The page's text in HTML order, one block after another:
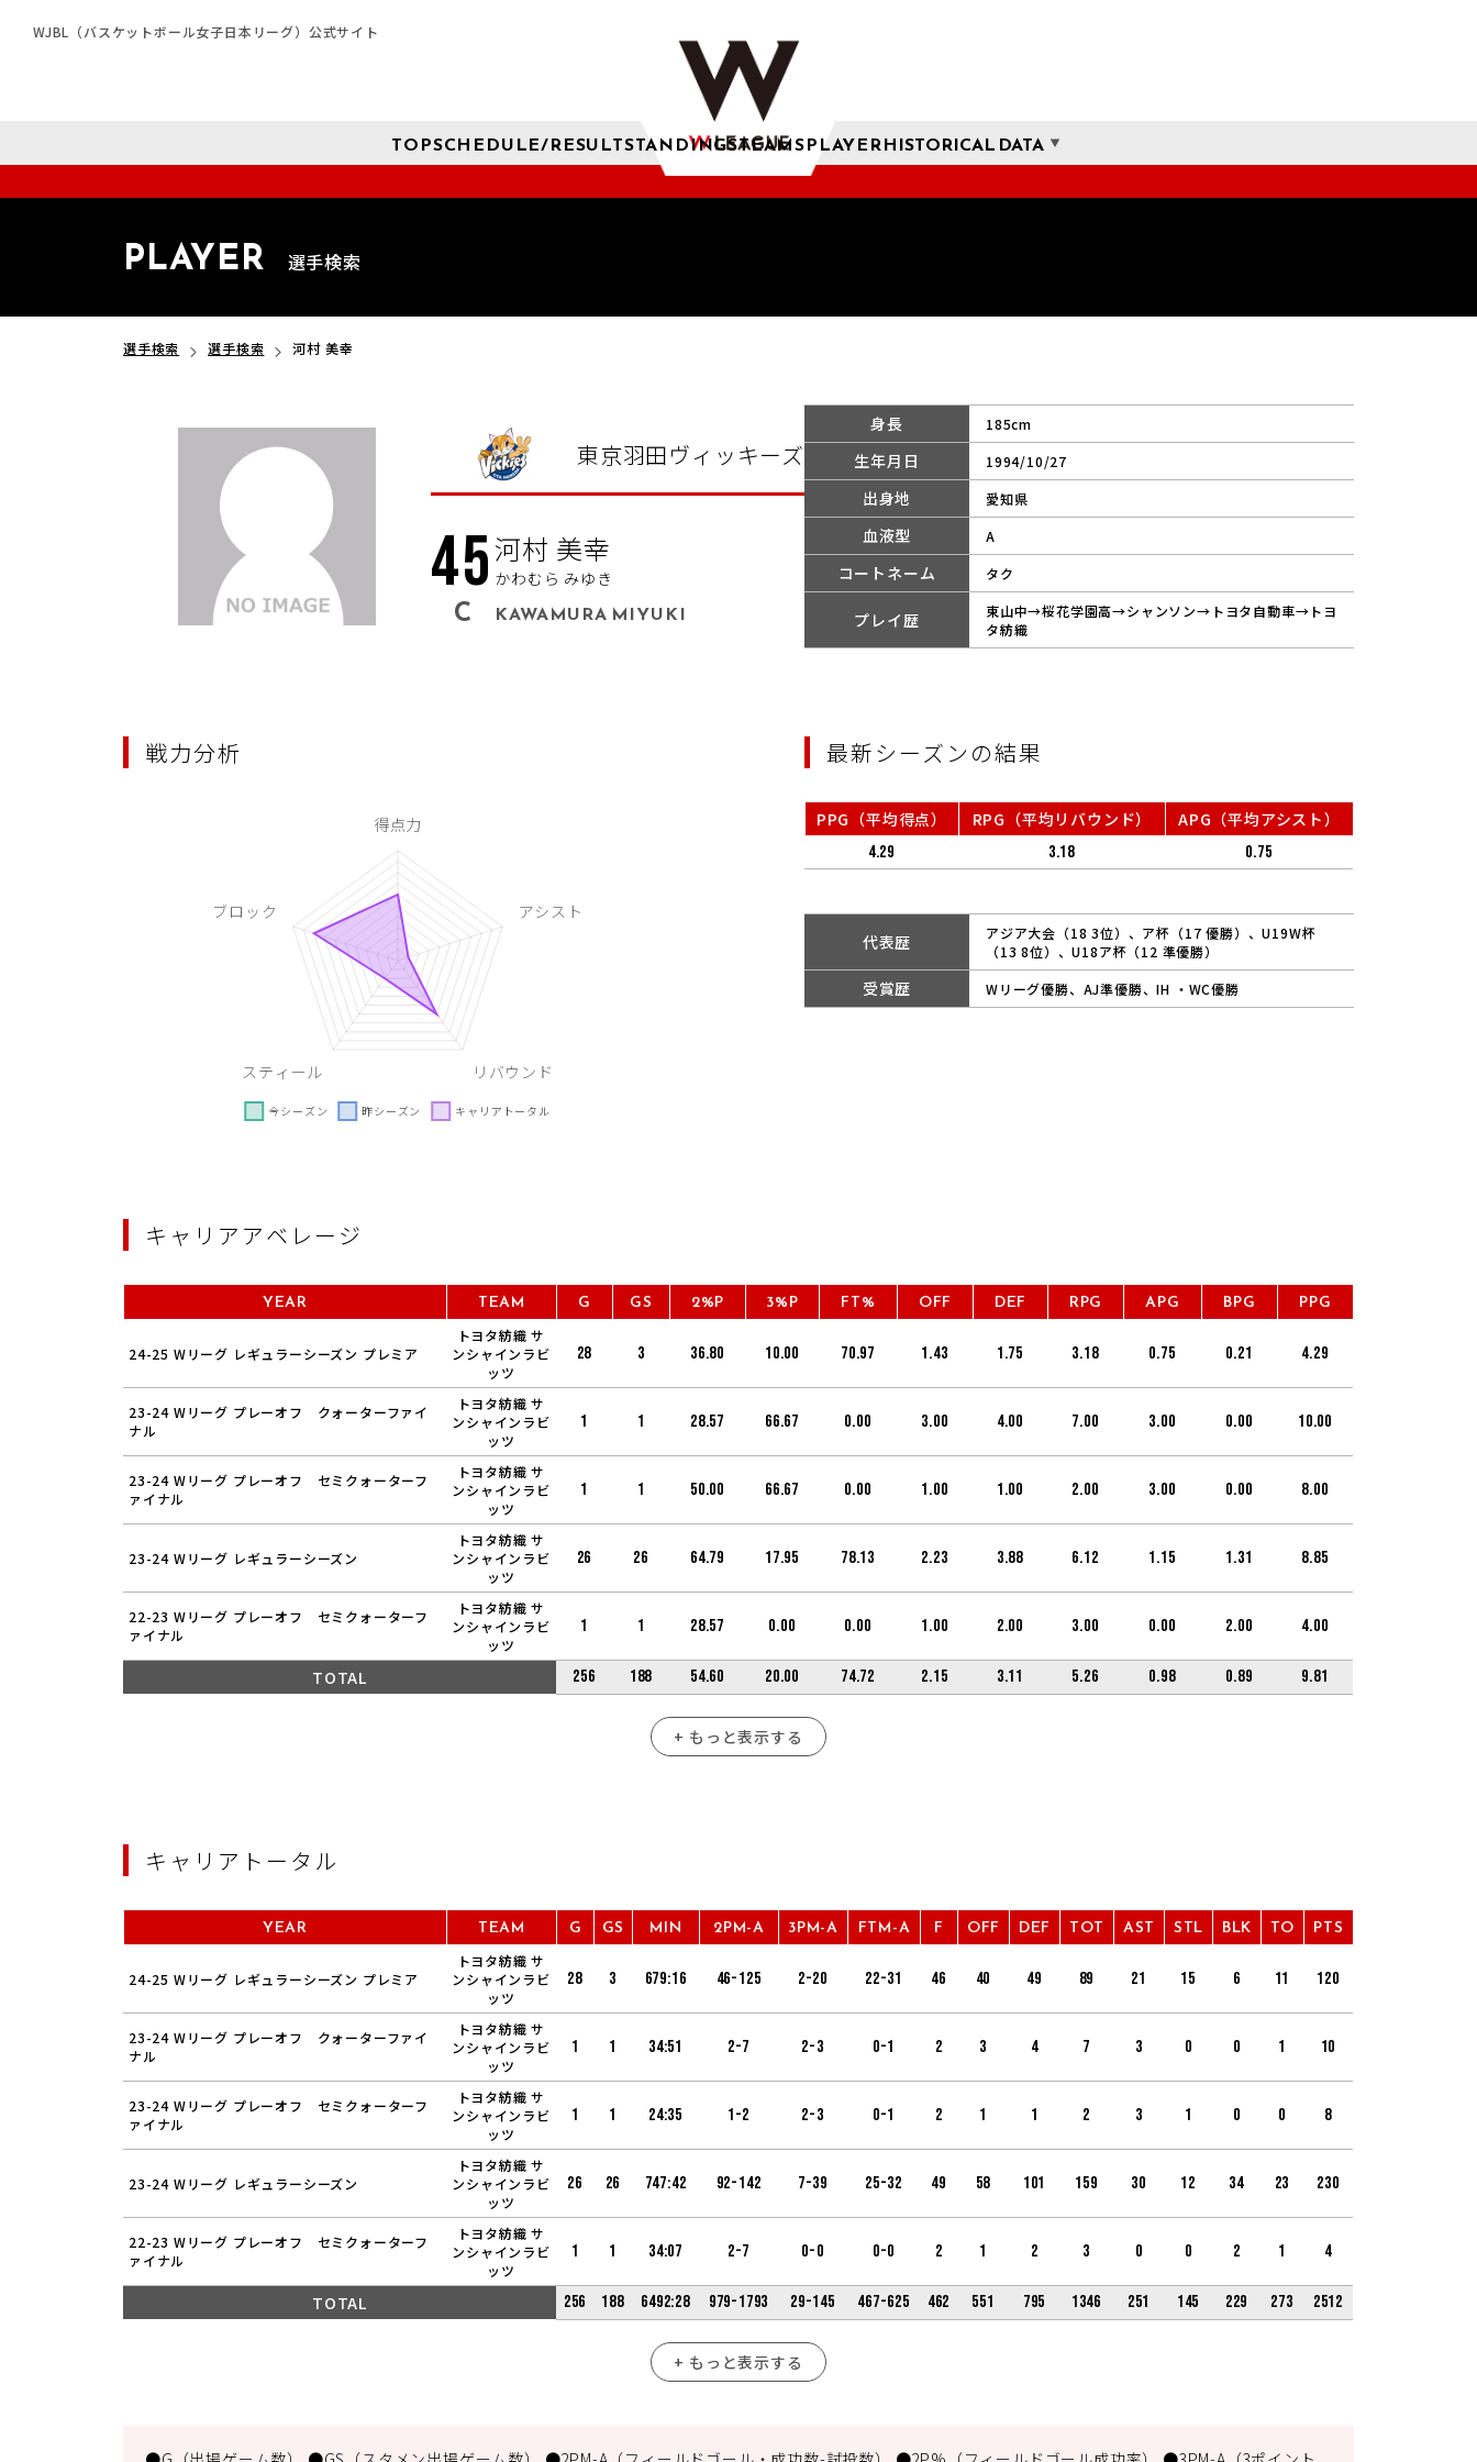
WJBL（バスケットボール女子日本リーグ）公式サイト
TOPSCHEDULE/RESULTSTANDINGSTEAMSPLAYERHISTORICAL DATA
PLAYER 選手検索
選手検索 選手検索 河村 美幸
東京羽田ヴィッキーズ
45
C
河村 美幸
かわむら みゆき
KAWAMURA MIYUKI
身長 185cm
生年月日 1994/10/27
出身地 愛知県
血液型 A
コートネーム タク
プレイ歴
東山中→桜花学園高→シャンソン→トヨタ自動車→トヨ
タ紡織
戦力分析 最新シーズンの結果
PPG（平均得点） RPG（平均リバウンド） APG（平均アシスト）
4.29 3.18 0.75
代表歴
アジア大会（18 3位）、ア杯（17 優勝）、U19W杯
（13 8位）、U18ア杯（12 準優勝）
受賞歴 Wリーグ優勝、AJ準優勝、IH ・WC優勝
キャリアアベレージ
YEAR TEAM G GS 2%P 3%P FT% OFF DEF RPG APG BPG PPG
24-25 Wリーグ レギュラーシーズン プレミア
トヨタ紡織 サ
ンシャインラビ
ッツ
28 3 36.80 10.00 70.97 1.43 1.75 3.18 0.75 0.21 4.29
23-24 Wリーグ プレーオフ クォーターファイ
ナル
トヨタ紡織 サ
ンシャインラビ
ッツ
1 1 28.57 66.67 0.00 3.00 4.00 7.00 3.00 0.00 10.00
23-24 Wリーグ プレーオフ セミクォーターフ
ァイナル
トヨタ紡織 サ
ンシャインラビ
ッツ
1 1 50.00 66.67 0.00 1.00 1.00 2.00 3.00 0.00 8.00
23-24 Wリーグ レギュラーシーズン
トヨタ紡織 サ
ンシャインラビ
ッツ
26 26 64.79 17.95 78.13 2.23 3.88 6.12 1.15 1.31 8.85
22-23 Wリーグ プレーオフ セミクォーターフ
ァイナル
トヨタ紡織 サ
ンシャインラビ
ッツ
1 1 28.57 0.00 0.00 1.00 2.00 3.00 0.00 2.00 4.00
TOTAL 256 188 54.60 20.00 74.72 2.15 3.11 5.26 0.98 0.89 9.81
+ もっと表示する
キャリアトータル
YEAR TEAM G GS MIN 2PM-A 3PM-A FTM-A F OFF DEF TOT AST STL BLK TO PTS
24-25 Wリーグ レギュラーシーズン プレミア
トヨタ紡織 サ
ンシャインラビ
ッツ
28 3 679:16 46-125 2-20 22-31 46 40 49 89 21 15 6 11 120
23-24 Wリーグ プレーオフ クォーターファイ
ナル
トヨタ紡織 サ
ンシャインラビ
ッツ
1 1 34:51 2-7 2-3 0-1 2 3 4 7 3 0 0 1 10
23-24 Wリーグ プレーオフ セミクォーターフ
ァイナル
トヨタ紡織 サ
ンシャインラビ
ッツ
1 1 24:35 1-2 2-3 0-1 2 1 1 2 3 1 0 0 8
23-24 Wリーグ レギュラーシーズン
トヨタ紡織 サ
ンシャインラビ
ッツ
26 26 747:42 92-142 7-39 25-32 49 58 101 159 30 12 34 23 230
22-23 Wリーグ プレーオフ セミクォーターフ
ァイナル
トヨタ紡織 サ
ンシャインラビ
ッツ
1 1 34:07 2-7 0-0 0-0 2 1 2 3 0 0 2 1 4
TOTAL 256 188 6492:28 979-1793 29-145 467-625 462 551 795 1346 251 145 229 273 2512
+ もっと表示する